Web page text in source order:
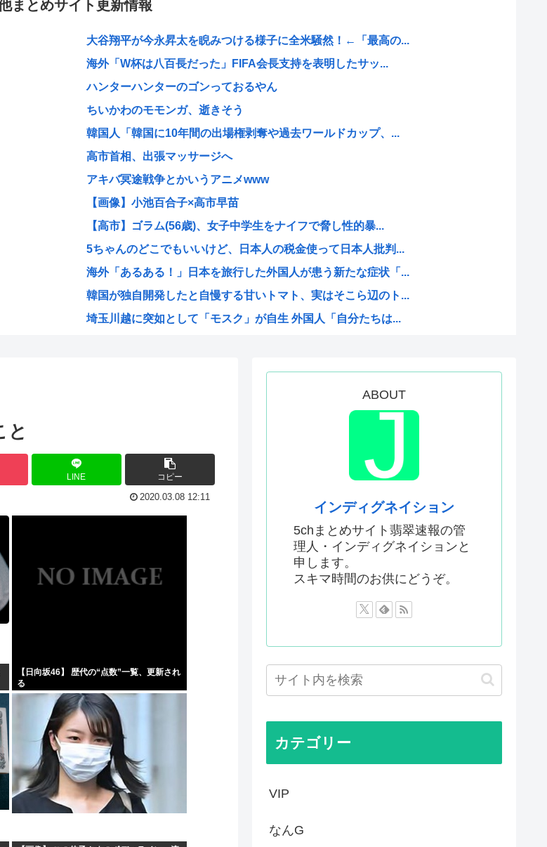
まとめサイト更新情報
大谷翔平が今永昇太を睨みつける様子に全米騒然！←「最高の...
海外「W杯は八百長だった」FIFA会長支持を表明したサッ...
ハンターハンターのゴンっておるやん
ちいかわのモモンガ、逝きそう
韓国人「韓国に10年間の出場権剥奪や過去ワールドカップ、...
高市首相、出張マッサージへ
アキバ冥途戦争とかいうアニメwww
【画像】小池百合子×高市早苗
【高市】ゴラム(56歳)、女子中学生をナイフで脅し性的暴...
5ちゃんのどこでもいいけど、日本人の税金使って日本人批判...
海外「あるある！」日本を旅行した外国人が患う新たな症状「...
韓国が独自開発したと自慢する甘いトマト、実はそこら辺のト...
埼玉川越に突如として「モスク」が自生 外国人「自分たちは...
【映画悲報】日本(ジャップ)の映画界、完全に終わる…現代...
韓国人「大韓航空の熊本地震飲料水支援に対する日本人の反応...
【衝撃】 韓国人「170cmの日本人、40cmデカい相手...
お前らってなんでみぃ山ってなんでアニメ化の前と後で意見が...
ワンピースの「世界に5種しかない飛行能力」発言の謎が遂に...
米農家「60kg作って1万8000円…コストは2万以上…...
井口裕香さん、「ケツ鍛えるより演技力鍛えろよ」とアニメフ...
海外「日本なんて行くんじゃなかった…」 日本を知ってしま...
ちいかわ映画見てきたんやがバッドエンドすぎん？
熊本県民「俺たち逆らわねえだぁ！自民党様に従いますだぁ！...
お絵描きAIくん、読む本が決まらない、可愛い女の子も作れ...
お前らお盆の準備をしたか？国父安倍晋三が天国から帰ってく...
と
LINE コピー
2020.03.08 12:11
【日向坂46】 歴代の“点数”一覧、更新され
る
ABOUT
インディグネイション
5chまとめサイト翡翠速報の管
理人・インディグネイションと
申します。
スキマ時間のお供にどうぞ。
カテゴリー
VIP
なんG